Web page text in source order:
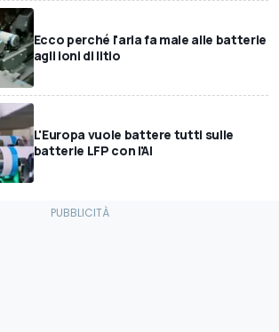
Ecco perché l'aria fa male alle batterie
agli ioni di litio
L'Europa vuole battere tutti sulle
batterie LFP con l'AI